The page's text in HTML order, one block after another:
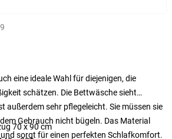
eine ideale Wahl für diejenigen, die
schätzen. Die Bettwäsche sieht
außerdem sehr pflegeleicht. Sie müssen sie
Gebrauch nicht bügeln. Das Material
sorgt für einen perfekten Schlafkomfort.
70 x 90 cm